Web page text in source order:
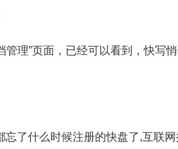
理”页面，已经可以看到，快写
了什么时候注册的快盘了,互联